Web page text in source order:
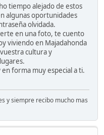
tiempo alejado de estos
algunas oportunidades
olvidada.
en una foto, te cuento
viviendo en Majadahonda
cultura y
forma muy especial a ti.
y siempre recibo mucho mas